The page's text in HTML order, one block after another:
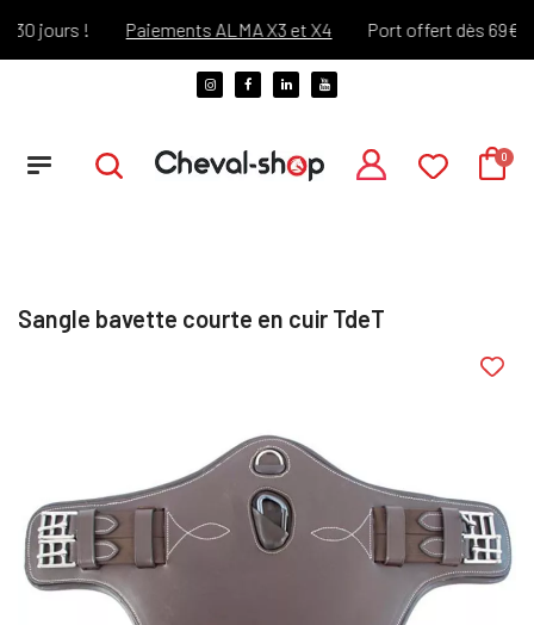
jours ! Paiements ALMA X3 et X4 Port offert dès 69€
Sangle bavette courte en cuir TdeT